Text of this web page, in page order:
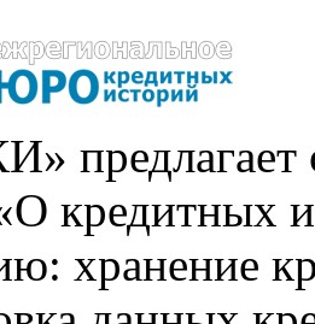
предлагает
кредитных
хранение